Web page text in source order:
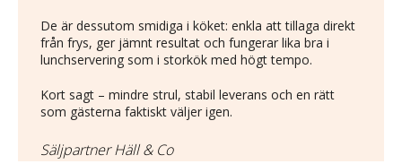
De är dessutom smidiga i köket: enkla att tillaga direkt
från frys, ger jämnt resultat och fungerar lika bra i
lunchservering som i storkök med högt tempo.
Kort sagt – mindre strul, stabil leverans och en rätt
som gästerna faktiskt väljer igen.
Säljpartner Häll & Co